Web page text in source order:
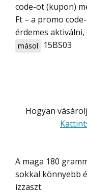
code-ot (kupon)
Ft – a promo
érdemes aktiválni,
másol 15BS03
Hogyan
A maga 180 grammjával és a kisebb fülpárnáival
sokkal könnyebb
izzaszt.